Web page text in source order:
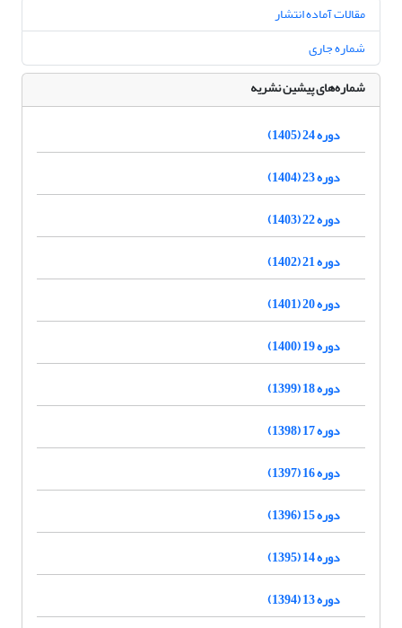
مقالات آماده انتشار
شماره جاری
شماره‌های پیشین نشریه
دوره 24 (1405)
دوره 23 (1404)
دوره 22 (1403)
دوره 21 (1402)
دوره 20 (1401)
دوره 19 (1400)
دوره 18 (1399)
دوره 17 (1398)
دوره 16 (1397)
دوره 15 (1396)
دوره 14 (1395)
دوره 13 (1394)